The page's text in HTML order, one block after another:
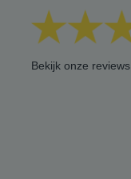
Bekijk onze reviews